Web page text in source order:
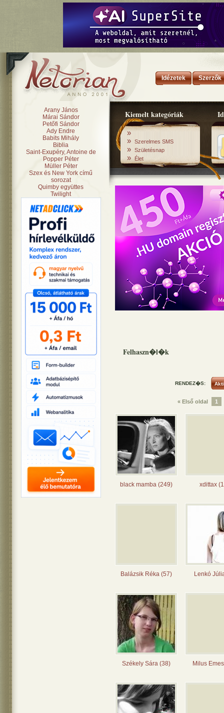
Idézetek Szerzők
Kiemelt kategóriák
»
» Szerelmes SMS
» Születésnap
» Élet
Arany János
Márai Sándor
Petőfi Sándor
Ady Endre
Babits Mihály
Biblia
Saint-Exupéry, Antoine de
Popper Péter
Müller Péter
Szex és New York című
sorozat
Quimby együttes
Twilight
Felhaszn�l�k
RENDEZ�S:
« Első oldal 1
black mamba (249) xdittax
Balázsik Réka (57) Lenkó
Székely Sára (38) Milus